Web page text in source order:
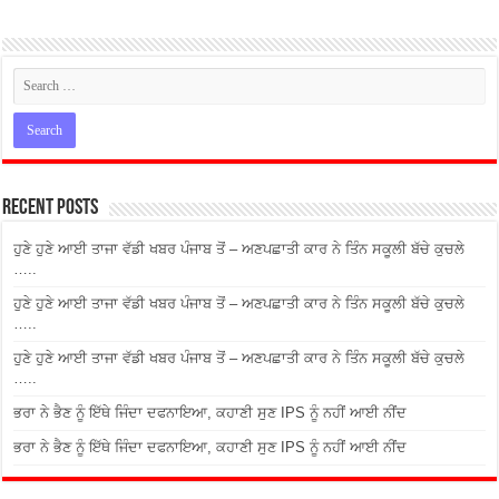
Recent Posts
ਹੁਣੇ ਹੁਣੇ ਆਈ ਤਾਜਾ ਵੱਡੀ ਖਬਰ ਪੰਜਾਬ ਤੋਂ – ਅਣਪਛਾਤੀ ਕਾਰ ਨੇ ਤਿੰਨ ਸਕੂਲੀ ਬੱਚੇ ਕੁਚਲੇ
…..
ਹੁਣੇ ਹੁਣੇ ਆਈ ਤਾਜਾ ਵੱਡੀ ਖਬਰ ਪੰਜਾਬ ਤੋਂ – ਅਣਪਛਾਤੀ ਕਾਰ ਨੇ ਤਿੰਨ ਸਕੂਲੀ ਬੱਚੇ ਕੁਚਲੇ
…..
ਹੁਣੇ ਹੁਣੇ ਆਈ ਤਾਜਾ ਵੱਡੀ ਖਬਰ ਪੰਜਾਬ ਤੋਂ – ਅਣਪਛਾਤੀ ਕਾਰ ਨੇ ਤਿੰਨ ਸਕੂਲੀ ਬੱਚੇ ਕੁਚਲੇ
…..
ਭਰਾ ਨੇ ਭੈਣ ਨੂੰ ਇੱਥੇ ਜਿੰਦਾ ਦਫਨਾਇਆ, ਕਹਾਣੀ ਸੁਣ IPS ਨੂੰ ਨਹੀਂ ਆਈ ਨੀਂਦ
ਭਰਾ ਨੇ ਭੈਣ ਨੂੰ ਇੱਥੇ ਜਿੰਦਾ ਦਫਨਾਇਆ, ਕਹਾਣੀ ਸੁਣ IPS ਨੂੰ ਨਹੀਂ ਆਈ ਨੀਂਦ